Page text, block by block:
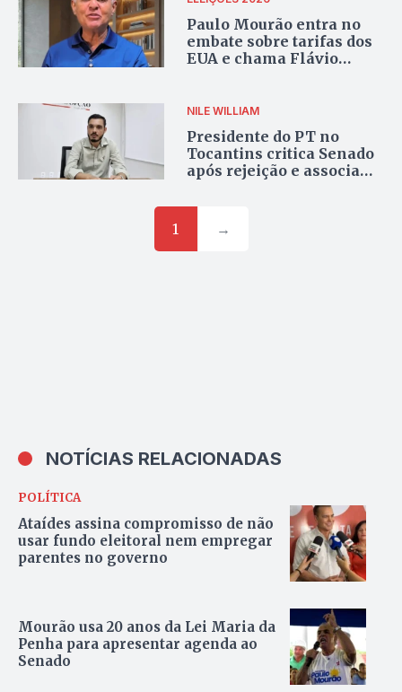
Paulo Mourão entra no
embate sobre tarifas dos
EUA e chama Flávio
NILE WILLIAM
Presidente do PT no
Tocantins critica Senado
após rejeição e associa
externos
1
→
NOTÍCIAS RELACIONADAS
POLÍTICA
Ataídes assina compromisso de não
usar fundo eleitoral nem empregar
parentes no governo
Mourão usa 20 anos da Lei Maria da
Penha para apresentar agenda ao
Senado